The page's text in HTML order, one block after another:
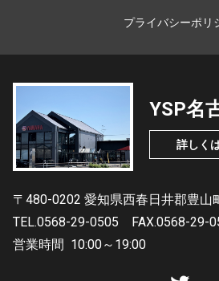
プライバシーポリ
YSP名
詳しく
〒480-0202 愛知県西春日井郡豊山
TEL.0568-29-0505
FAX.0568-29-
営業時間 10:00～19:00